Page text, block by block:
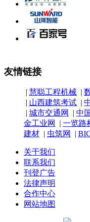
友情链接
| 慧聪工程机械 |
| 山西建筑考试 |
| 城市交通网 | 中
金工业网
| 一览路
建材 | 虫筑网 |
关于我们
联系我们
刊登广告
法律声明
合作中心
网站地图